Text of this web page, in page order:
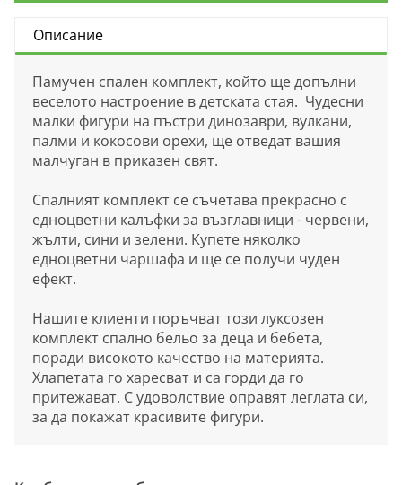
Описание
Памучен спален комплект, който ще допълни
веселото настроение в детската стая. Чудесни
малки фигури на пъстри динозаври, вулкани,
палми и кокосови орехи, ще отведат вашия
малчуган в приказен свят.
Спалният комплект се съчетава прекрасно с
едноцветни калъфки за възглавници - червени,
жълти, сини и зелени. Купете няколко
едноцветни чаршафа и ще се получи чуден
ефект.
Нашите клиенти поръчват този луксозен
комплект спално бельо за деца и бебета,
поради високото качество на материята.
Хлапетата го харесват и са горди да го
притежават. С удоволствие оправят леглата си,
за да покажат красивите фигури.